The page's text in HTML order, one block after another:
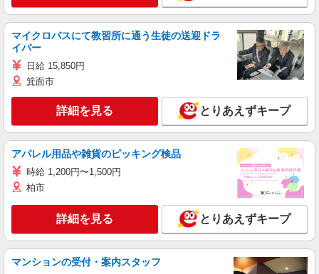
マイクロバスにて教習所に通う生徒の送迎ドラ
イバー
日給 15,850円
箕面市
詳細を見る とりあえずキープ
アパレル用品や雑貨のピッキング検品
時給 1,200円〜1,500円
柏市
詳細を見る とりあえずキープ
マンションの受付・案内スタッフ